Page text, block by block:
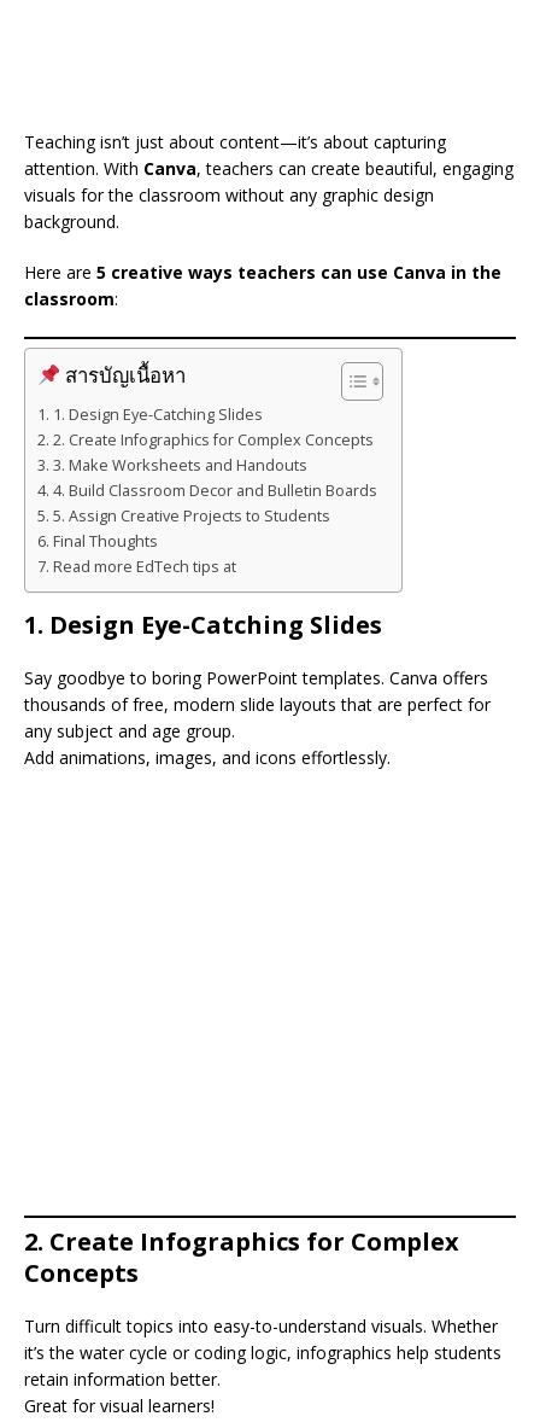
Teaching isn’t just about content—it’s about capturing
attention. With Canva, teachers can create beautiful, engaging
visuals for the classroom without any graphic design
background.
Here are 5 creative ways teachers can use Canva in the
classroom:
สารบัญเนื้อหา
1. Design Eye-Catching Slides
2. Create Infographics for Complex Concepts
3. Make Worksheets and Handouts
4. Build Classroom Decor and Bulletin Boards
5. Assign Creative Projects to Students
Final Thoughts
Read more EdTech tips at
1. Design Eye-Catching Slides
Say goodbye to boring PowerPoint templates. Canva offers
thousands of free, modern slide layouts that are perfect for
any subject and age group.
Add animations, images, and icons effortlessly.
2. Create Infographics for Complex
Concepts
Turn difficult topics into easy-to-understand visuals. Whether
it’s the water cycle or coding logic, infographics help students
retain information better.
Great for visual learners!